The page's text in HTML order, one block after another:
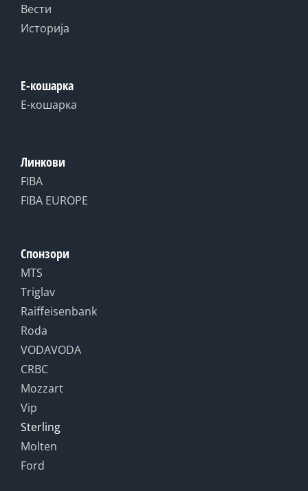
Вести
Историја
Е-кошарка
Е-кошарка
Линкови
FIBA
FIBA EUROPE
Спонзори
MTS
Triglav
Raiffeisenbank
Roda
VODAVODA
CRBC
Mozzart
Vip
Sterling
Molten
Ford